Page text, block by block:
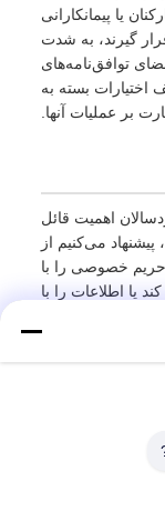
یا پیمانکارانی
گیرند، به شدت
توافق‌نامه‌های
اختیارات بسته به
بر عملیات آنها.
اهمیت قائل
می‌کنیم از
خصوصی را با
یا اطلاعات را با